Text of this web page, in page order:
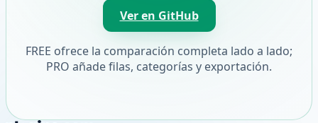
Ver en GitHub
FREE ofrece la comparación completa lado a lado;
PRO añade filas, categorías y exportación.